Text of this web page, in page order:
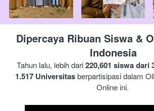
Dipercaya Ribuan Siswa &
Indonesia
Tahun lalu, lebih dari 220,601 siswa dari
1.517 Universitas berpartisipasi dalam
Online ini.